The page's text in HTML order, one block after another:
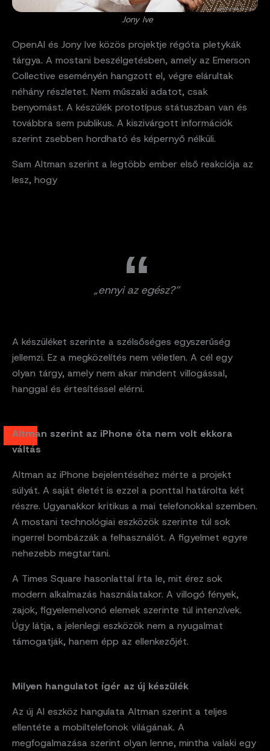
Jony Ive
OpenAI és Jony Ive közös projektje régóta pletykák
tárgya. A mostani beszélgetésben, amely az Emerson
Collective eseményén hangzott el, végre elárultak
néhány részletet. Nem műszaki adatot, csak
benyomást. A készülék prototípus státuszban van és
továbbra sem publikus. A kiszivárgott információk
szerint zsebben hordható és képernyő nélküli.
Sam Altman szerint a legtöbb ember első reakciója az
lesz, hogy
„ennyi az egész?”
A készüléket szerinte a szélsőséges egyszerűség
jellemzi. Ez a megközelítés nem véletlen. A cél egy
olyan tárgy, amely nem akar mindent villogással,
hanggal és értesítéssel elérni.
Altman szerint az iPhone óta nem volt ekkora
váltás
Altman az iPhone bejelentéséhez mérte a projekt
súlyát. A saját életét is ezzel a ponttal határolta két
részre. Ugyanakkor kritikus a mai telefonokkal szemben.
A mostani technológiai eszközök szerinte túl sok
ingerrel bombázzák a felhasználót. A figyelmet egyre
nehezebb megtartani.
A Times Square hasonlattal írta le, mit érez sok
modern alkalmazás használatakor. A villogó fények,
zajok, figyelemelvonó elemek szerinte túl intenzívek.
Úgy látja, a jelenlegi eszközök nem a nyugalmat
támogatják, hanem épp az ellenkezőjét.
Milyen hangulatot ígér az új készülék
Az új AI eszköz hangulata Altman szerint a teljes
ellentéte a mobiltelefonok világának. A
megfogalmazása szerint olyan lenne, mintha valaki egy